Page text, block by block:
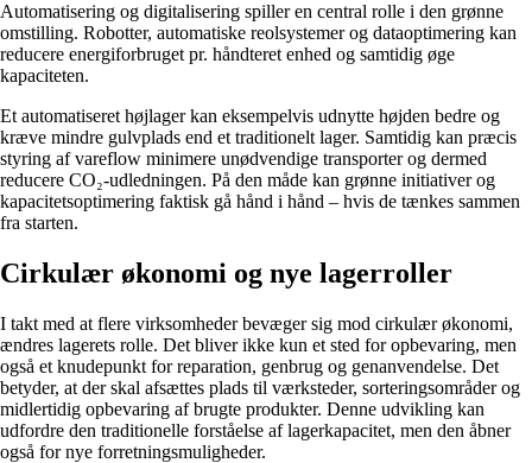
Automatisering og digitalisering spiller en central rolle i den grønne
omstilling. Robotter, automatiske reolsystemer og dataoptimering kan
reducere energiforbruget pr. håndteret enhed og samtidig øge
kapaciteten.
Et automatiseret højlager kan eksempelvis udnytte højden bedre og
kræve mindre gulvplads end et traditionelt lager. Samtidig kan præcis
styring af vareflow minimere unødvendige transporter og dermed
reducere CO₂-udledningen. På den måde kan grønne initiativer og
kapacitetsoptimering faktisk gå hånd i hånd – hvis de tænkes sammen
fra starten.
Cirkulær økonomi og nye lagerroller
I takt med at flere virksomheder bevæger sig mod cirkulær økonomi,
ændres lagerets rolle. Det bliver ikke kun et sted for opbevaring, men
også et knudepunkt for reparation, genbrug og genanvendelse. Det
betyder, at der skal afsættes plads til værksteder, sorteringsområder og
midlertidig opbevaring af brugte produkter. Denne udvikling kan
udfordre den traditionelle forståelse af lagerkapacitet, men den åbner
også for nye forretningsmuligheder.